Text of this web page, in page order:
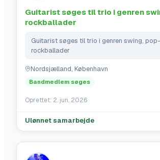
Guitarist søges til trio i genren
rockballader
Guitarist søges til trio i genren swing,
rockballader
Nordsjælland, København
Bandmedlem søges
Oprettet: 2. jun. 2026
Ulønnet samarbejde